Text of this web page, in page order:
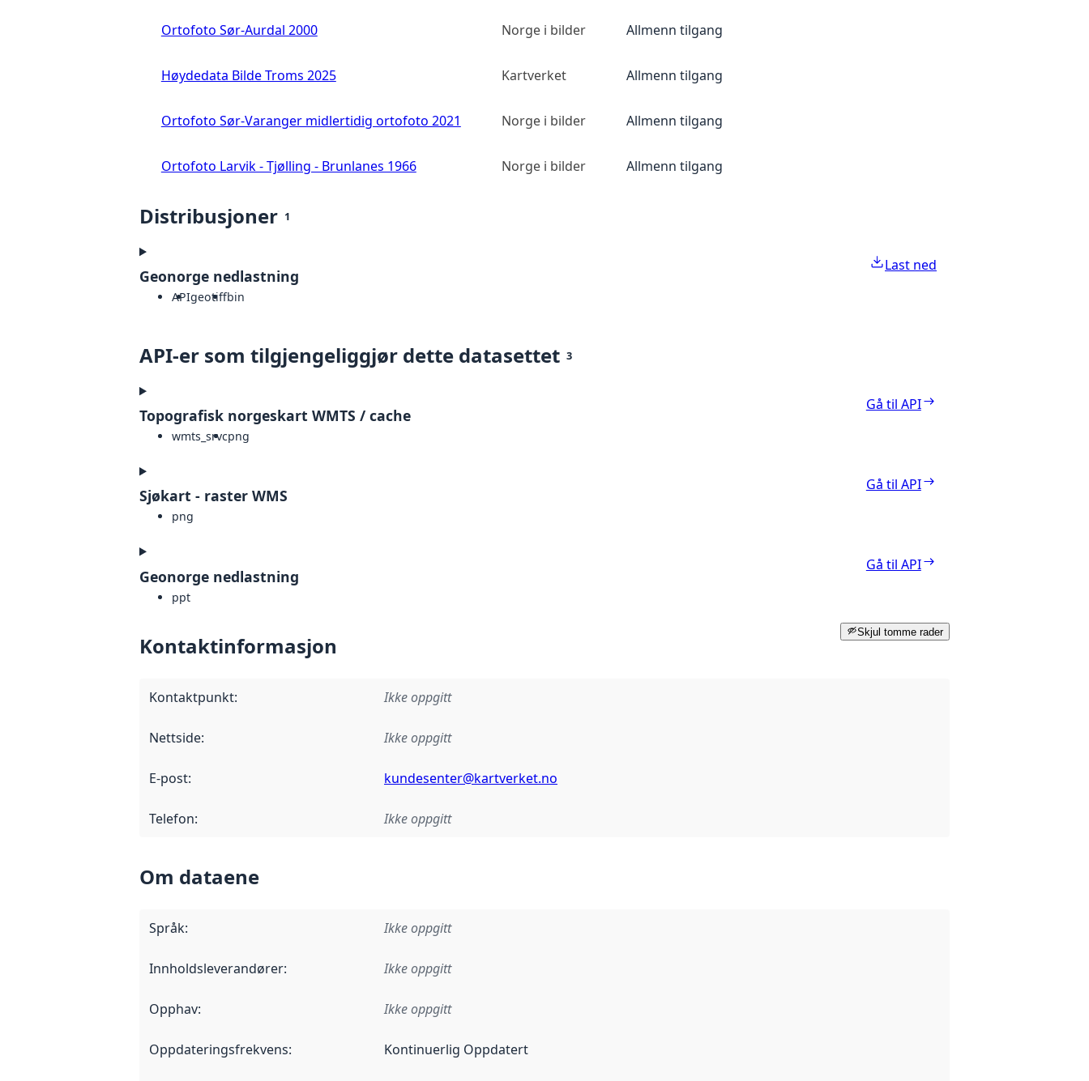
Ortofoto Sør-Aurdal 2000 Norge i bilder Allmenn tilgang
Høydedata Bilde Troms 2025 Kartverket Allmenn tilgang
Ortofoto Sør-Varanger midlertidig ortofoto 2021 Norge i bilder Allmenn tilgang
Ortofoto Larvik - Tjølling - Brunlanes 1966 Norge i bilder Allmenn tilgang
Distribusjoner 1
Geonorge nedlastning
APIgeotiffbin
Last ned
API-er som tilgjengeliggjør dette datasettet 3
Topografisk norgeskart WMTS / cache
wmts_srvcpng
Gå til API
Sjøkart - raster WMS
png
Gå til API
Geonorge nedlastning
ppt
Gå til API
Skjul tomme rader
Kontaktinformasjon
Kontaktpunkt: Ikke oppgitt
Nettside: Ikke oppgitt
E-post: kundesenter@kartverket.no
Telefon: Ikke oppgitt
Om dataene
Språk: Ikke oppgitt
Innholdsleverandører: Ikke oppgitt
Opphav: Ikke oppgitt
Oppdateringsfrekvens: Kontinuerlig Oppdatert